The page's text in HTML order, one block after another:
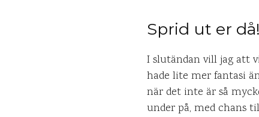
Sprid ut er då!
I slutändan vill jag att
hade lite mer fantasi
när det inte är så
under på, med chans